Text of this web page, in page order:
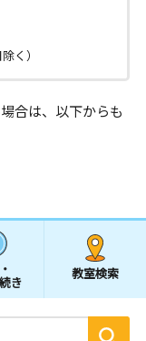
く）
合は、以下からも
き
教室検索